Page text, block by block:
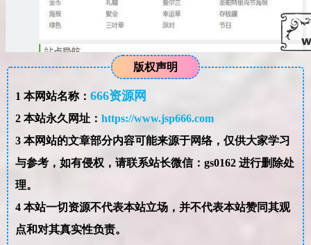
版权声明
1 本网站名称： 666资源网
2本站永久网址： https://www.jsp666.com
3本网站的文章部分内容可能来源于网络，仅供大家学习
与参考，如有侵权，请联系站长微信：gs0162 进行删除处
理。
4本站一切资源不代表本站立场，并不代表本站赞同其观
点和对其真实性负责。